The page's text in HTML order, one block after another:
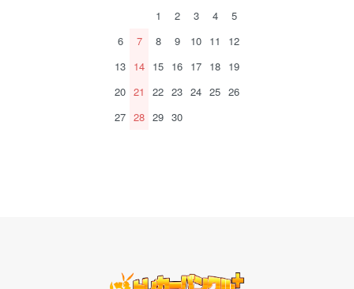
1
2 3 4
5
6
7 8 9 10 11
12
13 14 15 16 17 18 19
20 21 22 23 24 25 26
27 28 29 30